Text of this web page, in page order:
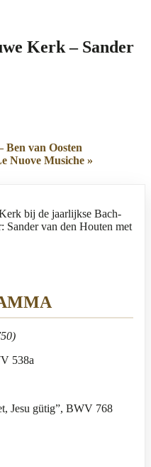
Kerk – Sander
Ben van Oosten
Nuove Musiche »
bij de jaarlijkse Bach-
Sander van den Houten met
538a
Jesu gütig”, BWV 768